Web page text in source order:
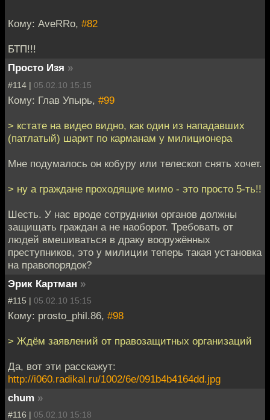
Кому: AveRRo, #82
БТП!!!
Просто Изя »
#114 | 05.02.10 15:15
Кому: Глав Упырь, #99
> кстате на видео видно, как один из нападавших
(патлатый) шарит по карманам у милиционера
Мне подумалось он кобуру или телескоп снять хочет.
> ну а граждане проходящие мимо - это просто 5-ть!!
Шесть. У нас вроде сотрудники органов должны
защищать граждан а не наоборот. Требовать от
людей вмешиваться в драку вооружённых
преступников, это у милиции теперь такая установка
на правопорядок?
Эрик Картман »
#115 | 05.02.10 15:15
Кому: prosto_phil.86, #98
> Ждём заявлений от правозащитных организаций
Да, вот эти расскажут:
http://i060.radikal.ru/1002/6e/091b4b4164dd.jpg
chum »
#116 | 05.02.10 15:18